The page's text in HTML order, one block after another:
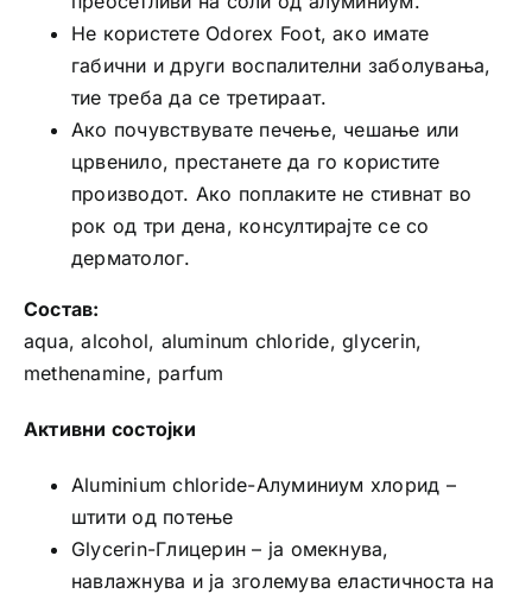
Не користете Оdorex Foot, ако имате
габични и други воспалителни заболувања,
тие треба да се третираат.
Ако почувствувате печење, чешање или
црвенило, престанете да го користите
производот. Ако поплаките не стивнат во
рок од три дена, консултирајте се со
дерматолог.
Состав:
aqua, alcohol, aluminum chloride, glycerin,
methenamine, parfum
Активни состојки
Aluminium chloride-Алуминиум хлорид –
штити од потење
Glycerin-Глицерин – ја омекнува,
навлажнува и ја зголемува еластичноста на